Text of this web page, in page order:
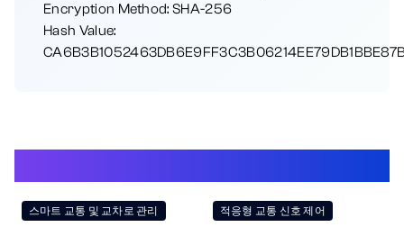
Encryption Method: SHA-256
Hash Value:
스마트 교통 및 교차로 관리 적응형 교통 신호 제어